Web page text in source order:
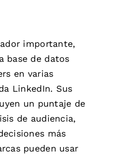
importante,
base de datos
en varias
LinkedIn. Sus
un puntaje de
de audiencia,
más
pueden usar